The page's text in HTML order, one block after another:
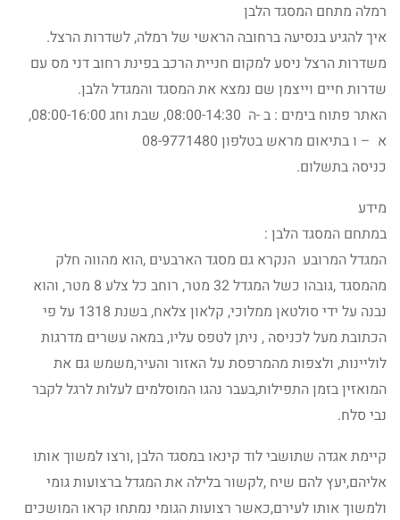
רמלה מתחם המסגד הלבן
איך להגיע בנסיעה ברחובה הראשי של רמלה, לשדרות הרצל.
משדרות הרצל ניסע למקום חניית הרכב בפינת רחוב דני מס עם
שדרות חיים וייצמן שם נמצא את המסגד והמגדל הלבן.
האתר פתוח בימים : ב -ה 08:00-14:30, שבת וחג 08:00-16:00,
א – ו בתיאום מראש בטלפון 08-9771480
כניסה בתשלום.
מידע
במתחם המסגד הלבן :
המגדל המרובע הנקרא גם מסגד הארבעים ,הוא מהווה חלק
מהמסגד ,גובהו כשל המגדל 32 מטר, רוחב כל צלע 8 מטר, והוא
נבנה על ידי סולטאן ממלוכי, קלאון צלאח, בשנת 1318 על פי
הכתובת מעל לכניסה , ניתן לטפס עליו, במאה עשרים מדרגות
לוליינות, ולצפות מהמרפסת על האזור והעיר,משמש גם את
המואזין בזמן התפילות,בעבר נהגו המוסלמים לעלות לרגל לקבר
נבי סלח.
קיימת אגדה שתושבי לוד קינאו במסגד הלבן ,ורצו למשוך אותו
אליהם,יעץ להם שיח ,לקשור בלילה את המגדל ברצועות גומי
ולמשוך אותו לעירם,כאשר רצועות הגומי נמתחו קראו המושכים